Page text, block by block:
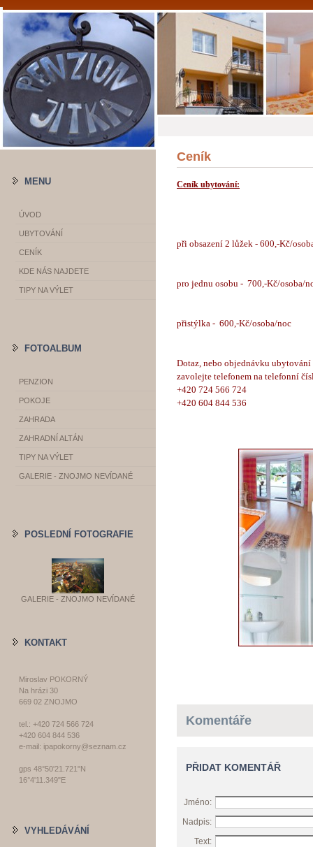
Ceník
Ceník ubytování:
při obsazení 2 lůžek - 600,-Kč/
pro jednu osobu - 700,-Kč/osoba/
přistýlka - 600,-Kč/osoba/noc
Dotaz, nebo objednávku
zavolejte telefonem na telefonní
+420 724 566 724
+420 604 844 536
Komentáře
PŘIDAT KOMENTÁŘ
Jméno:
Nadpis:
Text:
MENU
ÚVOD
UBYTOVÁNÍ
CENÍK
KDE NÁS NAJDETE
TIPY NA VÝLET
FOTOALBUM
PENZION
POKOJE
ZAHRADA
ZAHRADNÍ ALTÁN
TIPY NA VÝLET
GALERIE - ZNOJMO NEVÍDANÉ
POSLEDNÍ FOTOGRAFIE
GALERIE - ZNOJMO NEVÍDANÉ
KONTAKT
Miroslav POKORNÝ
Na hrázi 30
669 02 ZNOJMO
tel.: +420 724 566 724
+420 604 844 536
e-mail: ipapokorny@seznam.cz
gps 48°50'21.721"N
16°4'11.349"E
VYHLEDÁVÁNÍ